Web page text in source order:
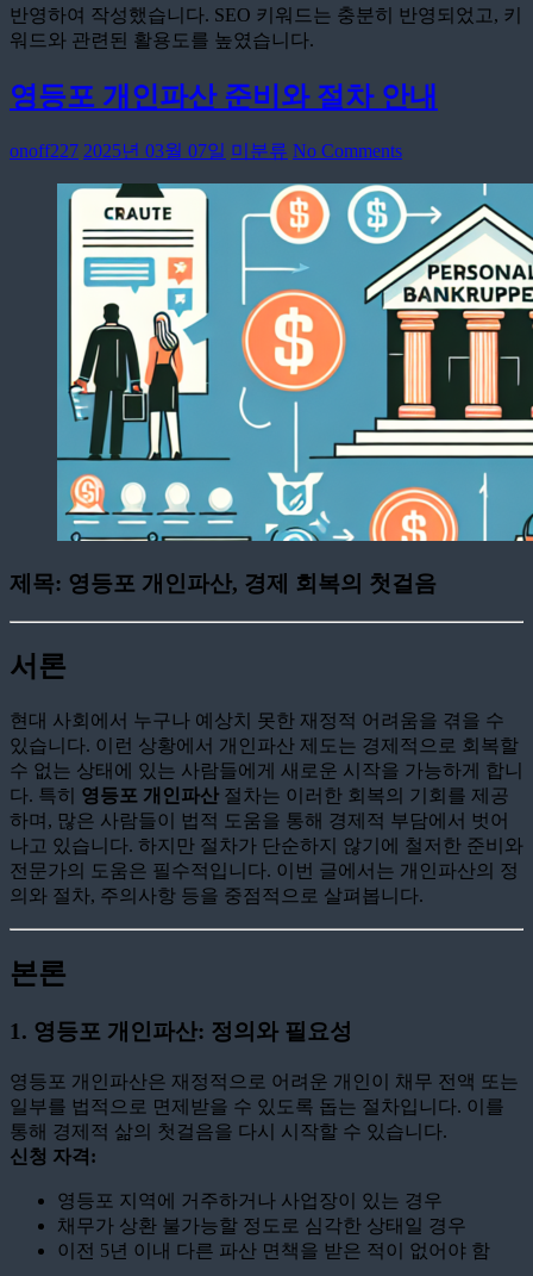
반영하여 작성했습니다. SEO 키워드는 충분히 반영되었고, 키
워드와 관련된 활용도를 높였습니다.
영등포 개인파산 준비와 절차 안내
onoff227 2025년 03월 07일 미분류 No Comments
제목: 영등포 개인파산, 경제 회복의 첫걸음
서론
현대 사회에서 누구나 예상치 못한 재정적 어려움을 겪을 수
있습니다. 이런 상황에서 개인파산 제도는 경제적으로 회복할
수 없는 상태에 있는 사람들에게 새로운 시작을 가능하게 합니
다. 특히 영등포 개인파산 절차는 이러한 회복의 기회를 제공
하며, 많은 사람들이 법적 도움을 통해 경제적 부담에서 벗어
나고 있습니다. 하지만 절차가 단순하지 않기에 철저한 준비와
전문가의 도움은 필수적입니다. 이번 글에서는 개인파산의 정
의와 절차, 주의사항 등을 중점적으로 살펴봅니다.
본론
1. 영등포 개인파산: 정의와 필요성
영등포 개인파산은 재정적으로 어려운 개인이 채무 전액 또는
일부를 법적으로 면제받을 수 있도록 돕는 절차입니다. 이를
통해 경제적 삶의 첫걸음을 다시 시작할 수 있습니다.
신청 자격:
영등포 지역에 거주하거나 사업장이 있는 경우
채무가 상환 불가능할 정도로 심각한 상태일 경우
이전 5년 이내 다른 파산 면책을 받은 적이 없어야 함